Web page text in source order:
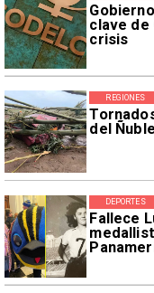
clave de
crisis
del Ñuble
REGIONES
Fallece
DEPORTES